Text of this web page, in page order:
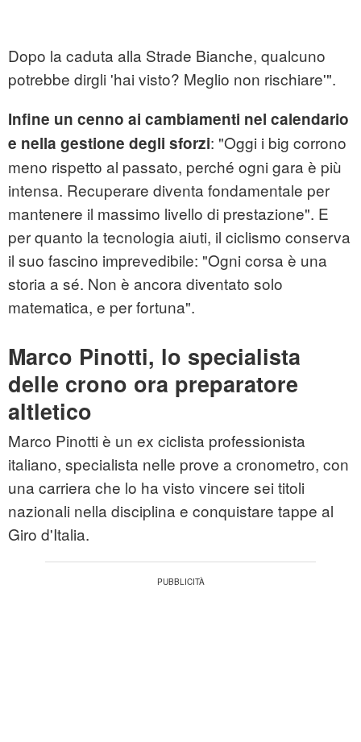
Dopo la caduta alla Strade Bianche, qualcuno
potrebbe dirgli 'hai visto? Meglio non rischiare'".
Infine un cenno ai cambiamenti nel calendario
e nella gestione degli sforzi: "Oggi i big corrono
meno rispetto al passato, perché ogni gara è più
intensa. Recuperare diventa fondamentale per
mantenere il massimo livello di prestazione". E
per quanto la tecnologia aiuti, il ciclismo conserva
il suo fascino imprevedibile: "Ogni corsa è una
storia a sé. Non è ancora diventato solo
matematica, e per fortuna".
Marco Pinotti, lo specialista
delle crono ora preparatore
altletico
Marco Pinotti è un ex ciclista professionista
italiano, specialista nelle prove a cronometro, con
una carriera che lo ha visto vincere sei titoli
nazionali nella disciplina e conquistare tappe al
Giro d'Italia.